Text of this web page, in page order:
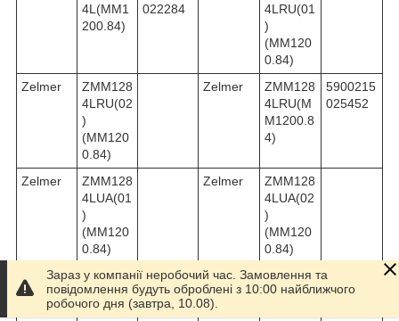
4L(MM1
200.84)
022284
4LRU(01
)
(MM120
0.84)
Zelmer
ZMM128
4LRU(02
)
(MM120
0.84)
Zelmer
ZMM128
4LRU(M
M1200.8
4)
5900215
025452
Zelmer
ZMM128
4LUA(01
)
(MM120
0.84)
Zelmer
ZMM128
4LUA(02
)
(MM120
0.84)
Zelmer
ZMM128
4LUA(M
M1200.8
5900215
028231
Zelmer
ZMM128
4S(01)
Зараз у компанії неробочий час. Замовлення та
повідомлення будуть оброблені з 10:00 найближчого
робочого дня (завтра, 10.08).